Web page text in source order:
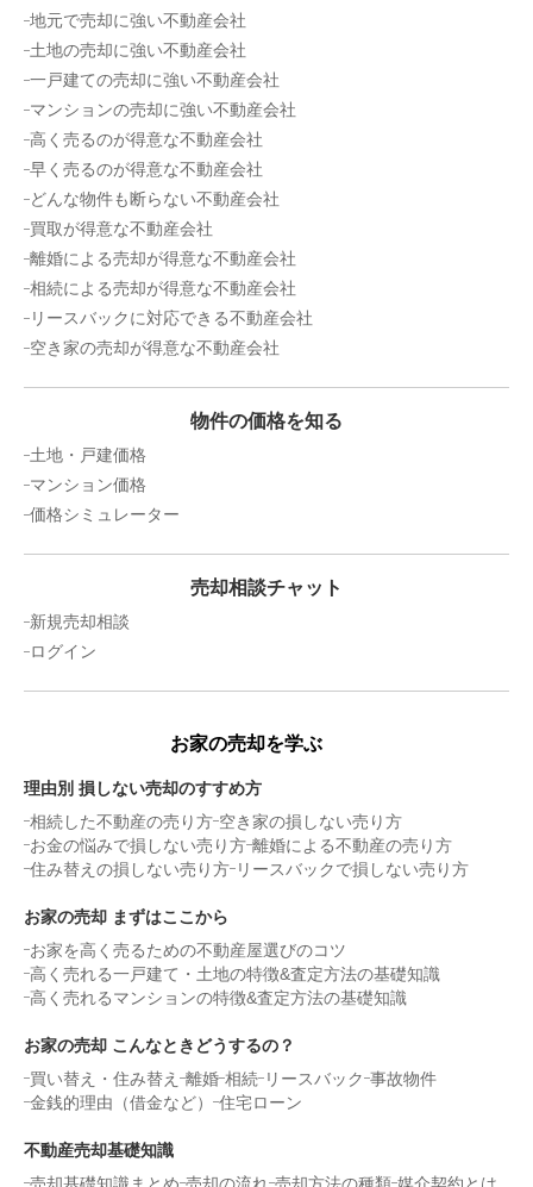
3,000万円
なぎさニュータウン
階数:4階
2,700 万円
プレジャーガーデン葛西
階数:8階 専有面積:72㎡
2,500
グランシティトリニティハウス瑞江
専有面積:
階数:3階
2,900 万円 2014年7月
バームステージ葛西
階数:2階 専有面積:70㎡
3,600 万円
秀和第2月島レジデンス
階数: 4階
地元で売却に強い不動産会社
土地の売却に強い不動産会社
一戸建ての売却に強い不動産会社
マンションの売却に強い不動産会社
高く売るのが得意な不動産会社
早く売るのが得意な不動産会社
どんな物件も断らない不動産会社
買取が得意な不動産会社
離婚による売却が得意な不動産会社
相続による売却が得意な不動産会社
リースバックに対応できる不動産会社
空き家の売却が得意な不動産会社
物件の価格を知る
土地・戸建価格
マンション価格
価格シミュレーター
売却相談チャット
新規売却相談
ログイン
お家の売却を学ぶ
理由別 損しない売却のすすめ方
相続した不動産の売り方 空き家の損しない売り方
お金の悩みで損しない売り方 離婚による不動産の売り方
住み替えの損しない売り方 リースバックで損しない売り方
お家の売却 まずはここから
お家を高く売るための不動産屋選びのコツ
高く売れる一戸建て・土地の特徴&査定方法の基礎知識
高く売れるマンションの特徴&査定方法の基礎知識
お家の売却 こんなときどうするの？
買い替え・住み替え
離婚 相続 リースバック 事故物件
金銭的理由（借金など）
住宅ローン
不動産売却基礎知識
売却基礎知識まとめ 売却の流れ 売却方法の種類 媒介契約とは